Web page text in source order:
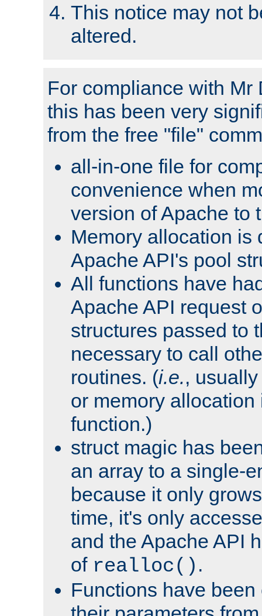
This notice may not
altered.
For compliance with Mr
this has been very
from the free "file"
all-in-one file for
convenience when
version of Apache to
Memory allocation is
Apache API's pool
All functions have
Apache API request
structures passed to
necessary to call
routines. (i.e.,
or memory
function.)
struct magic has
an array to a single-
because it only
time, it's only
and the Apache API
of realloc() .
Functions have